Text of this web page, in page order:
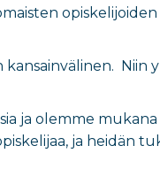
kansainvälinen. Niin
ja olemme mukana
ja heidän